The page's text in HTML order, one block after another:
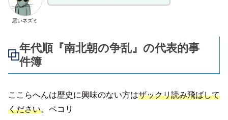
悪いネズミ
年代順『南北朝の争乱』の代表的事
件簿
ここらへんは歴史に興味のない方はザックリ読み飛ばして
ください。ペコリ